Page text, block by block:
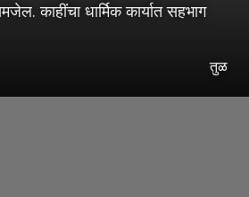
काहींचा धार्मिक कार्यात सहभाग
तुळ